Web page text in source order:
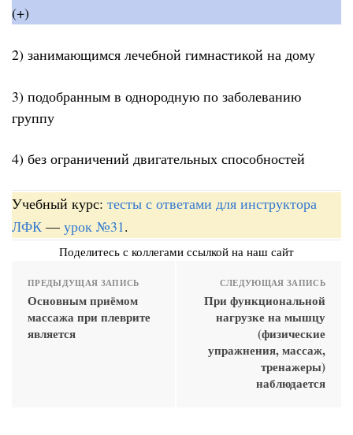
(+)
2) занимающимся лечебной гимнастикой на дому
3) подобранным в однородную по заболеванию
группу
4) без ограничений двигательных способностей
Учебный курс: тесты с ответами для инструктора
ЛФК — урок №31.
Поделитесь с коллегами ссылкой на наш сайт
ПРЕДЫДУЩАЯ ЗАПИСЬ
Основным приёмом
массажа при плеврите
является
СЛЕДУЮЩАЯ ЗАПИСЬ
При функциональной
нагрузке на мышцу
(физические
упражнения, массаж,
тренажеры)
наблюдается